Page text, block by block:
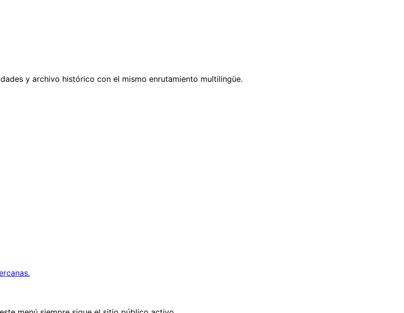
y archivo histórico con el mismo enrutamiento multilingüe.